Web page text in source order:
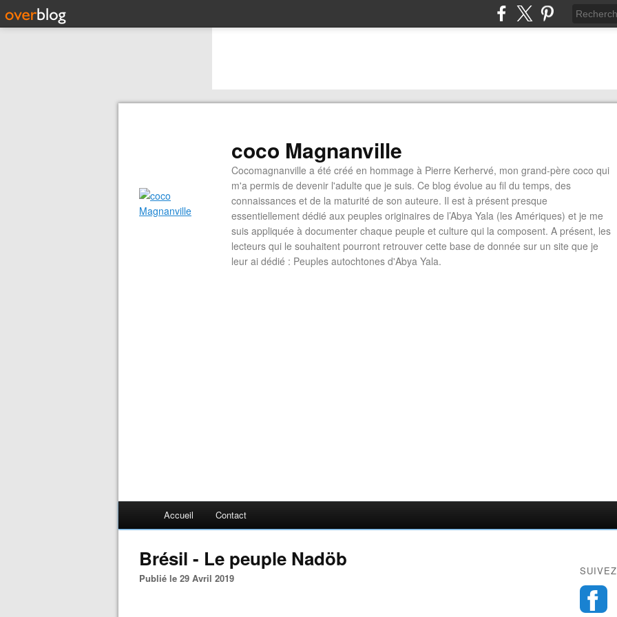
coco Magnanville
Cocomagnanville a été créé en hommage à Pierre Kerhervé, mon grand-père coco qui
m'a permis de devenir l'adulte que je suis. Ce blog évolue au fil du temps, des
connaissances et de la maturité de son auteure. Il est à présent presque
essentiellement dédié aux peuples originaires de l’Abya Yala (les Amériques) et je me
suis appliquée à documenter chaque peuple et culture qui la composent. A présent, les
lecteurs qui le souhaitent pourront retrouver cette base de donnée sur un site que je
leur ai dédié : Peuples autochtones d'Abya Yala.
Accueil Contact
Brésil - Le peuple Nadöb
Publié le 29 Avril 2019